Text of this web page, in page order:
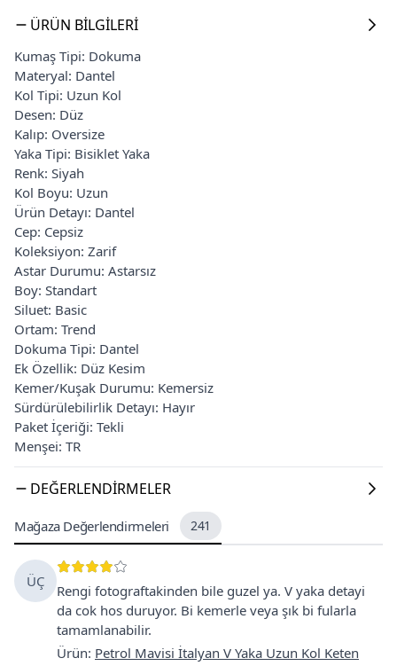
ÜRÜN BILGILERI
Kumaş Tipi: Dokuma
Materyal: Dantel
Kol Tipi: Uzun Kol
Desen: Düz
Kalıp: Oversize
Yaka Tipi: Bisiklet Yaka
Renk: Siyah
Kol Boyu: Uzun
Ürün Detayı: Dantel
Cep: Cepsiz
Koleksiyon: Zarif
Astar Durumu: Astarsız
Boy: Standart
Siluet: Basic
Ortam: Trend
Dokuma Tipi: Dantel
Ek Özellik: Düz Kesim
Kemer/Kuşak Durumu: Kemersiz
Sürdürülebilirlik Detayı: Hayır
Paket İçeriği: Tekli
Menşei: TR
DEĞERLENDIRMELER
Mağaza Değerlendirmeleri 241
ÜÇ
Rengi fotograftakinden bile guzel ya. V yaka detayi
da cok hos duruyor. Bi kemerle veya şık bi fularla
tamamlanabilir.
Ürün: Petrol Mavisi İtalyan V Yaka Uzun Kol Keten